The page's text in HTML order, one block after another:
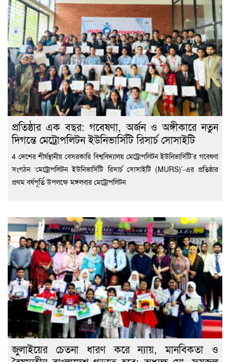
প্রতিষ্ঠার এক বছর: গবেষণা, অর্জন ও অঙ্গীকারে নতুন
দিগন্তে মেট্রোপলিটন ইউনিভার্সিটি রিসার্চ সোসাইটি
4 দেশের শীর্ষস্থানীয় বেসরকারি বিশ্ববিদ্যালয় মেট্রোপলিটন ইউনিভার্সিটি’র গবেষণা
সংগঠন ‘মেট্রোপলিটন ইউনিভার্সিটি রিসার্চ সোসাইটি (MURS)’-এর প্রতিষ্ঠার
প্রথম বর্ষপূর্তি উপলক্ষে মঙ্গলবার মেট্রোপলিটন
জুলাইয়ের চেতনা ধারণ করে ন্যায়, মানবিকতা ও